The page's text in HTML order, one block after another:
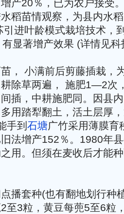
产20％，已为农户接受
稻苗情观察，为县内水
引进叶龄模式栽培技术，
显著增产效果 (详情见科
， 小满前后剪藤插栽
除草两遍， 施肥1—2次
插，中耕施肥同。因县
用踏犁翻土，活土层厚
手到 石塘广竹采用薄膜
法增产152％。1980年
用。但须在麦收后才能
播套种(也有翻地划行种
至3粒，黄豆每蔸5至6粒